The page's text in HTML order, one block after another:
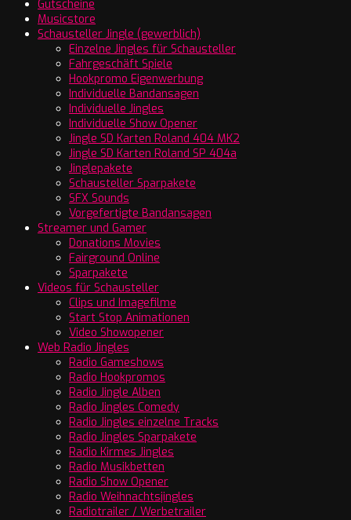
Gutscheine
Musicstore
Schausteller Jingle (gewerblich)
Einzelne Jingles für Schausteller
Fahrgeschäft Spiele
Hookpromo Eigenwerbung
Individuelle Bandansagen
Individuelle Jingles
Individuelle Show Opener
Jingle SD Karten Roland 404 MK2
Jingle SD Karten Roland SP 404a
Jinglepakete
Schausteller Sparpakete
SFX Sounds
Vorgefertigte Bandansagen
Streamer und Gamer
Donations Movies
Fairground Online
Sparpakete
Videos für Schausteller
Clips und Imagefilme
Start Stop Animationen
Video Showopener
Web Radio Jingles
Radio Gameshows
Radio Hookpromos
Radio Jingle Alben
Radio Jingles Comedy
Radio Jingles einzelne Tracks
Radio Jingles Sparpakete
Radio Kirmes Jingles
Radio Musikbetten
Radio Show Opener
Radio Weihnachtsjingles
Radiotrailer / Werbetrailer